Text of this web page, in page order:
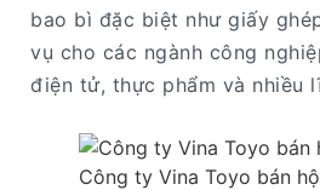
bao bì đặc biệt như giấy
vụ cho các ngành công
điện tử, thực phẩm và nhiều
Công ty Vina Toyo bán